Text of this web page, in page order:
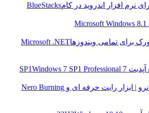
افزار اندروید در کامBlueStacks
تمامی ویندوزهاMicrosoft .NET
Windows 7 SP1 Professional
Nero Burning